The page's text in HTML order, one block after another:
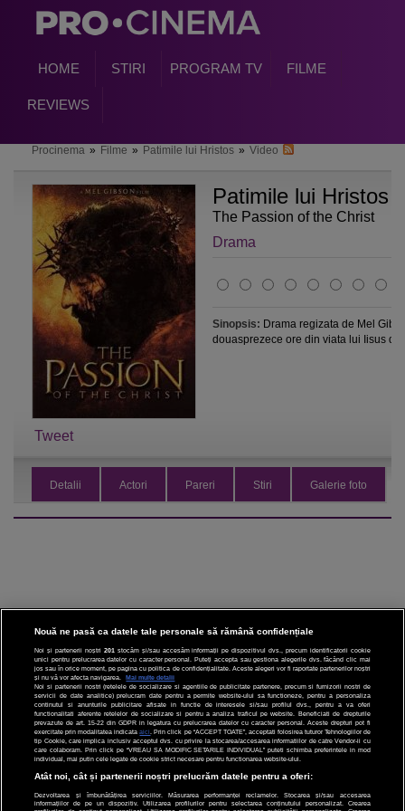
HOME STIRI PROGRAM TV FILME
REVIEWS
Procinema » Filme » Patimile lui Hristos » Video
Tweet
Patimile lui Hristos
The Passion of the Christ
Drama
Sinopsis: Drama regizata de Mel
douasprezece ore din viata lui Iisus
Detalii Actori Pareri Stiri Galerie foto
CINEMA
DIVERTISMENT
STIRI
TEHNOLOGIE
SPORT
Nouă ne pasă ca datele tale personale să rămână confidențiale
Noi și partenerii noștri 201 stocăm și/sau accesăm informații pe dispozitivul dvs., precum identificatorii cookie
unici pentru prelucrarea datelor cu caracter personal. Puteți accepta sau gestiona alegerile dvs. făcând clic mai
jos sau în orice moment, pe pagina cu politica de confidențialitate. Aceste alegeri vor fi raportate partenerilor noștri
și nu vă vor afecta navigarea.
Mai multe detalii
Noi si partenerii nostri (retelele de socializare si agentiile de publicitate partenere, precum si furnizorii nostri de
servicii de date analitice) prelucram date pentru a permite website-ului sa functioneze, pentru a personaliza
continutul si anunturile publicitare afisate in functie de interesele si/sau profilul dvs., pentru a va oferi
functionalitati aferente retelelor de socializare si pentru a analiza traficul pe website. Beneficiati de drepturile
prevazute de art. 15-22 din GDPR in legatura cu prelucrarea datelor cu caracter personal. Aceste drepturi pot fi
exercitate prin modalitatea indicataaici . Prin click pe “ACCEPT TOATE”, acceptati folosirea tuturor Tehnologiilor de
tip Cookie, care implica inclusiv acceptul dvs. cu privire la stocarea/accesarea informatiilor de catre Vendor-ii cu
care colaboram. Prin click pe “VREAU SA MODIFIC SETARILE INDIVIDUAL” puteti schimba preferintele in mod
individual, mai putin cele legate de cookie strict necesare pentru functionarea website-ului.
Atât noi, cât și partenerii noștri prelucrăm datele pentru a oferi:
Dezvoltarea și îmbunătățirea serviciilor. Măsurarea performanței reclamelor. Stocarea și/sau accesarea
informațiilor de pe un dispozitiv. Utilizarea profilurilor pentru selectarea conținutului personalizat. Crearea